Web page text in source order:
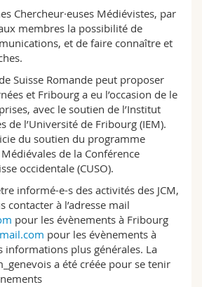
Chercheur·euses Médiévistes, par
membres la possibilité de
et de faire connaître et
Suisse Romande peut proposer
et Fribourg a eu l’occasion de le
avec le soutien de l’Institut
de l’Université de Fribourg (IEM).
du soutien du programme
de la Conférence
occidentale (CUSO).
informé-e-s des activités des JCM,
contacter à l’adresse mail
pour les évènements à Fribourg
pour les évènements à
informations plus générales. La
a été créée pour se tenir